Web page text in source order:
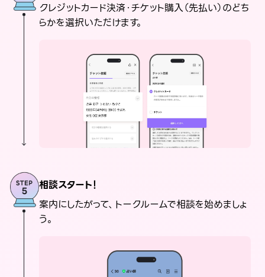
クレジットカード決済・チケット購入（先払い）のどち
らかを選択いただけます。
相談スタート！
案内にしたがって、トークルームで相談を始めましょ
う。